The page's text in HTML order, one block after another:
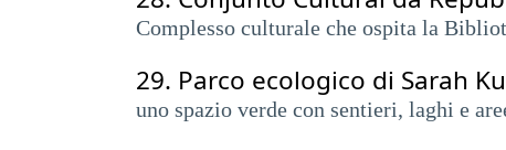
Complesso culturale che ospita la
29. Parco ecologico di Sarah
uno spazio verde con sentieri, laghi e